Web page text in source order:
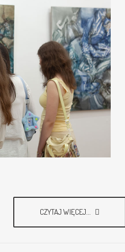
CZYTAJ WIĘCEJ...